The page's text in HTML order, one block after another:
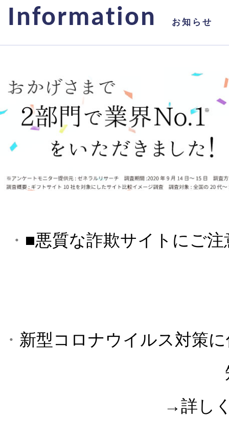
Information お知らせ
・ ■悪質な詐欺サイトにご
・ 新型コロナウイルス対策
→詳し